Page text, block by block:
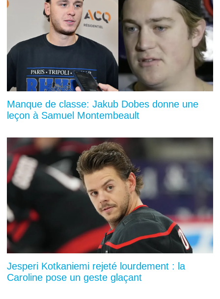
Manque de classe: Jakub Dobes donne une
leçon à Samuel Montembeault
Jesperi Kotkaniemi rejeté lourdement : la
Caroline pose un geste glaçant